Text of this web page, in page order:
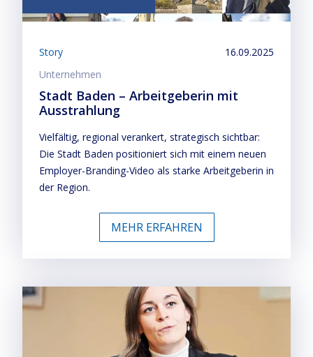
Story
16.09.2025
Unternehmen
Stadt Baden – Arbeitgeberin mit
Ausstrahlung
Vielfältig, regional verankert, strategisch sichtbar:
Die Stadt Baden positioniert sich mit einem neuen
Employer-Branding-Video als starke Arbeitgeberin in
der Region.
MEHR ERFAHREN